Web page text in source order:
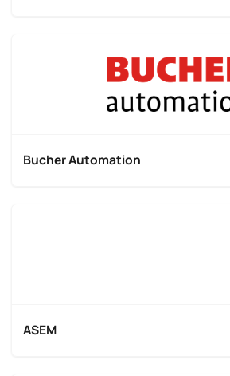
Bucher Automation
ASEM